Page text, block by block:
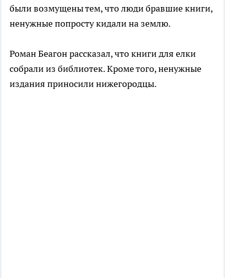
были возмущены тем, что люди бравшие книги,
ненужные попросту кидали на землю.
Роман Беагон рассказал, что книги для елки
собрали из библиотек. Кроме того, ненужные
издания приносили нижегородцы.